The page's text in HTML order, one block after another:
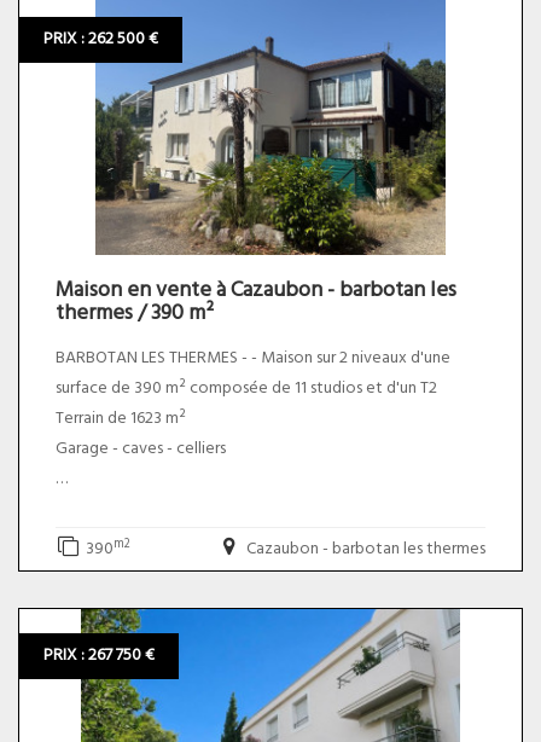
* CHARGES ANNUELLES : environ 1380 euros. Le prix du bien
net vendeur est de 225 000,00 euros plus 5,50% TTC
d'honoraires charge acquéreur soit un prix total de 237
375,00 euros.
PRIX : 262 500 €
Maison en vente à Cazaubon - barbotan les
thermes / 390 m²
BARBOTAN LES THERMES - - Maison sur 2 niveaux d'une
surface de 390 m² composée de 11 studios et d'un T2
Terrain de 1623 m²
Garage - caves - celliers
est de 250 000,00 euros plus 5,00% TTC d'honoraires
charge acquéreur soit un prix total de 262 500,00 euros.
390m2 Cazaubon - barbotan les thermes
PRIX : 267 750 €